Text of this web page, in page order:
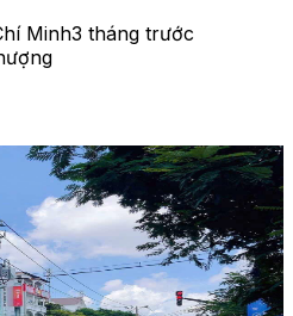
Minh3 tháng trước